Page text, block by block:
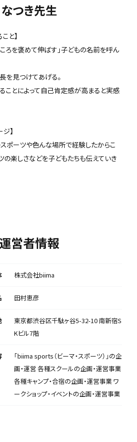
なつき先生
と】
ころを褒めて伸ばす」子どもの名前を呼ん
を見つけてあげる。
ることによって自己肯定感が高まると実感
】
ポーツや色んな場所で経験したからこ
の楽しさなどを子どもたちも伝えていき
運営者情報
株式会社biima
田村恵彦
東京都渋谷区千駄ヶ谷5-32-10 南新宿S
Kビル7階
「biima sports（ビーマ・スポーツ）」の企
画・運営 各種スクールの企画・運営事業
各種キャンプ・合宿の企画・運営事業 ワ
ークショップ・イベントの企画・運営事業